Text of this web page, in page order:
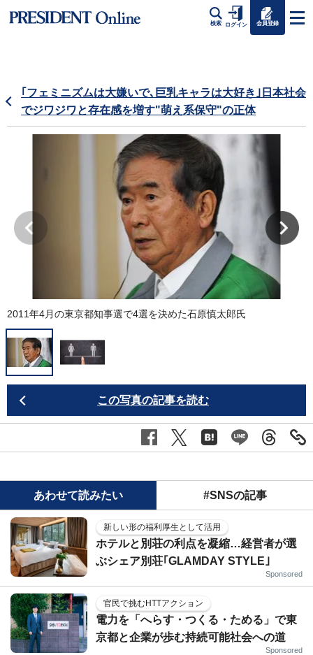
検索 ログイン 会員登録
｢フェミニズムは大嫌いで､巨乳キャラは大好き｣日本社会
でジワジワと存在感を増す"萌え系保守"の正体
2011年4月の東京都知事選で4選を決めた石原慎太郎氏
この写真の記事を読む
あわせて読みたい #SNSの記事
新しい形の福利厚生として活用
ホテルと別荘の利点を凝縮…経営者が選
ぶシェア別荘｢GLAMDAY STYLE｣
Sponsored
官民で挑むHTTアクション
電力を「へらす・つくる・ためる」で東
京都と企業が歩む持続可能社会への道
Sponsored